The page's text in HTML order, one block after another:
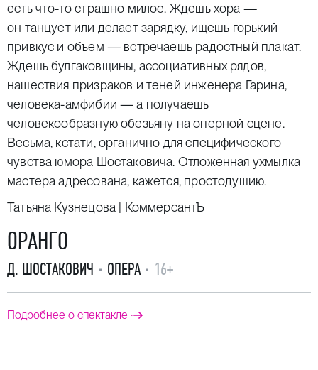
есть что-то страшно милое. Ждешь хора —
он танцует или делает зарядку, ищешь горький
привкус и объем — встречаешь радостный плакат.
Ждешь булгаковщины, ассоциативных рядов,
нашествия призраков и теней инженера Гарина,
человека-амфибии — а получаешь
человекообразную обезьяну на оперной сцене.
Весьма, кстати, органично для специфического
чувства юмора Шостаковича. Отложенная ухмылка
мастера адресована, кажется, простодушию.
Татьяна Кузнецова | КоммерсантЪ
ОРАНГО
Д. ШОСТАКОВИЧ ОПЕРА 16+
Подробнее о спектакле